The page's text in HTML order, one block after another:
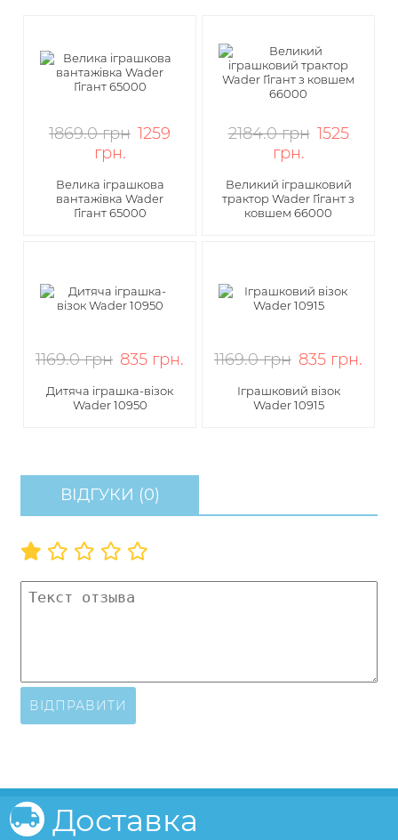
1869.0 грн 1259
грн.
Велика іграшкова
вантажівка Wader
Гігант 65000
2184.0 грн 1525
грн.
Великий іграшковий
трактор Wader Гігант з
ковшем 66000
1169.0 грн 835 грн.
Дитяча іграшка-візок
Wader 10950
1169.0 грн 835 грн.
Іграшковий візок
Wader 10915
ВІДГУКИ (0)
ВІДПРАВИТИ
Доставка